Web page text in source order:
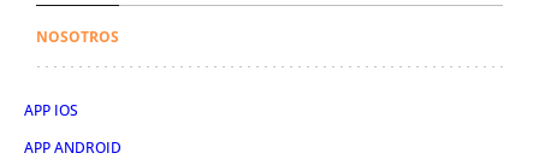
NOSOTROS
APP IOS
APP ANDROID